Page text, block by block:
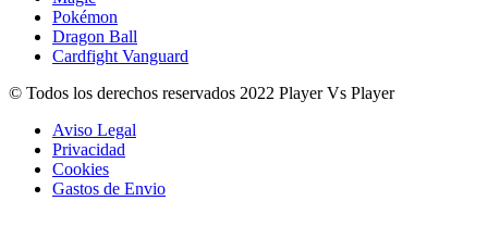
Pokémon
Dragon Ball
Cardfight Vanguard
© Todos los derechos reservados 2022 Player Vs Player
Aviso Legal
Privacidad
Cookies
Gastos de Envio